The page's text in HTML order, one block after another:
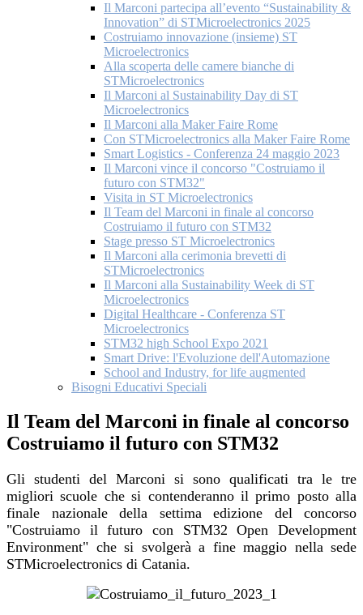
Il Marconi partecipa all’evento “Sustainability &
Innovation” di STMicroelectronics 2025
Costruiamo innovazione (insieme) ST
Microelectronics
Alla scoperta delle camere bianche di
STMicroelectronics
Il Marconi al Sustainability Day di ST
Microelectronics
Il Marconi alla Maker Faire Rome
Con STMicroelectronics alla Maker Faire Rome
Smart Logistics - Conferenza 24 maggio 2023
Il Marconi vince il concorso "Costruiamo il
futuro con STM32"
Visita in ST Microelectronics
Il Team del Marconi in finale al concorso
Costruiamo il futuro con STM32
Stage presso ST Microelectronics
Il Marconi alla cerimonia brevetti di
STMicroelectronics
Il Marconi alla Sustainability Week di ST
Microelectronics
Digital Healthcare - Conferenza ST
Microelectronics
STM32 high School Expo 2021
Smart Drive: l'Evoluzione dell'Automazione
School and Industry, for life augmented
Bisogni Educativi Speciali
Il Team del Marconi in finale al concorso
Costruiamo il futuro con STM32
Gli studenti del Marconi si sono qualificati tra le tre
migliori scuole che si contenderanno il primo posto alla
finale nazionale della settima edizione del concorso
"Costruiamo il futuro con STM32 Open Development
Environment" che si svolgerà a fine maggio nella sede
STMicroelectronics di Catania.